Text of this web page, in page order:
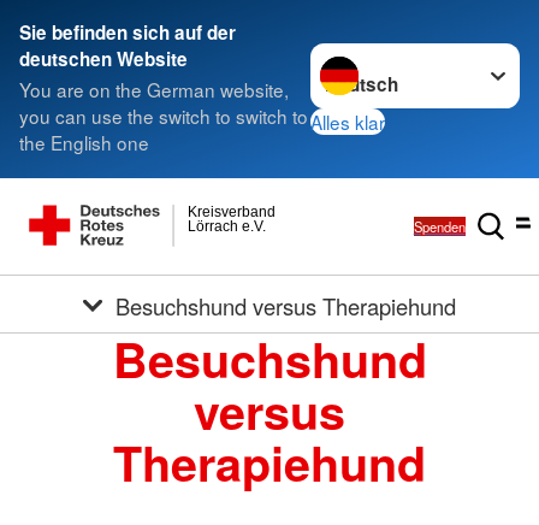
Sie befinden sich auf der
deutschen Website
You are on the German website,
you can use the switch to switch to
the English one
Sprache wechseln zu
Alles klar
Lörrach e.V.
Kreisverband
Spenden
Besuchshund versus Therapiehund
Besuchshund
versus
Therapiehund